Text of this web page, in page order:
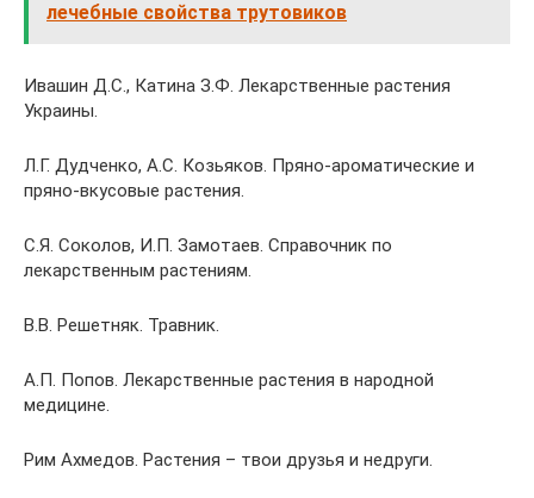
лечебные свойства трутовиков
Ивашин Д.С., Катина З.Ф. Лекарственные растения
Украины.
Л.Г. Дудченко, А.С. Козьяков. Пряно-ароматические и
пряно-вкусовые растения.
С.Я. Соколов, И.П. Замотаев. Справочник по
лекарственным растениям.
В.В. Решетняк. Травник.
А.П. Попов. Лекарственные растения в народной
медицине.
Рим Ахмедов. Растения – твои друзья и недруги.